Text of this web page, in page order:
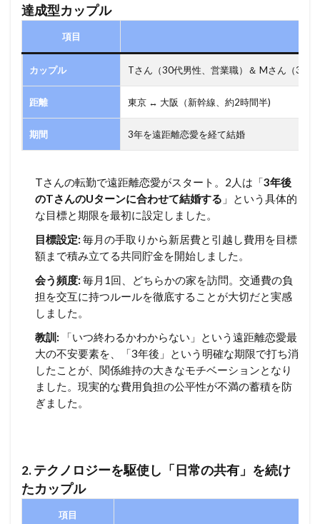
達成型カップル
項目
カップル Tさん（30代男性、営業職）＆ Mさん（30代
距離 東京 ↔ 大阪（新幹線、約2時間半)
期間 3年を遠距離恋愛を経て結婚
Tさんの転勤で遠距離恋愛がスタート。2人は「3年後
のTさんのUターンに合わせて結婚する 」という具体的
な目標と期限を最初に設定しました。
目標設定: 毎月の手取りから新居費と引越し費用を目標
額まで積み立てる共同貯金を開始しました。
会う頻度: 毎月1回、どちらかの家を訪問。交通費の負
担を交互に持つルールを徹底することが大切だと実感
しました。
教訓: 「いつ終わるかわからない」という遠距離恋愛最
大の不安要素を、「3年後」という明確な期限で打ち消
したことが、関係維持の大きなモチベーションとなり
ました。現実的な費用負担の公平性が不満の蓄積を防
ぎました。
2.テクノロジーを駆使し「日常の共有」を続け
たカップル
項目